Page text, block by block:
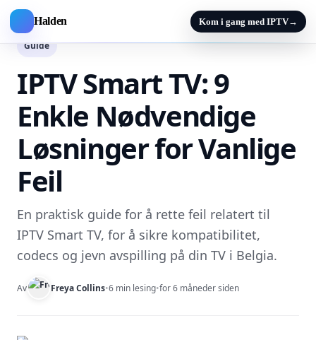
Halden Kom i gang med IPTV→
Guide
IPTV Smart TV: 9
Enkle Nødvendige
Løsninger for Vanlige
Feil
En praktisk guide for å rette feil relatert til
IPTV Smart TV, for å sikre kompatibilitet,
codecs og jevn avspilling på din TV i Belgia.
Av Freya Collins•6 min lesing•for 6 måneder siden